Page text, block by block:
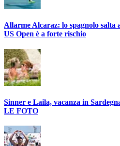
Allarme Alcaraz: lo spagnolo salta
US Open è a forte rischio
Sinner e Laila, vacanza in
LE FOTO